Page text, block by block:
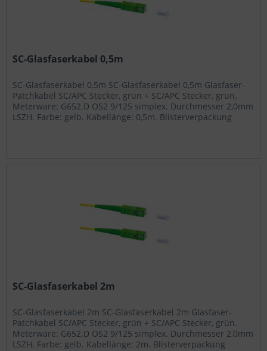
SC-Glasfaserkabel 0,5m
SC-Glasfaserkabel 0,5m SC-Glasfaserkabel 0,5m Glasfaser-
Patchkabel SC/APC Stecker, grün + SC/APC Stecker, grün.
Meterware: G652.D OS2 9/125 simplex. Durchmesser 2,0mm
LSZH. Farbe: gelb. Kabellänge: 0,5m. Blisterverpackung
SC-Glasfaserkabel 2m
SC-Glasfaserkabel 2m SC-Glasfaserkabel 2m Glasfaser-
Patchkabel SC/APC Stecker, grün + SC/APC Stecker, grün.
Meterware: G652.D OS2 9/125 simplex. Durchmesser 2,0mm
LSZH. Farbe: gelb. Kabellänge: 2m. Blisterverpackung